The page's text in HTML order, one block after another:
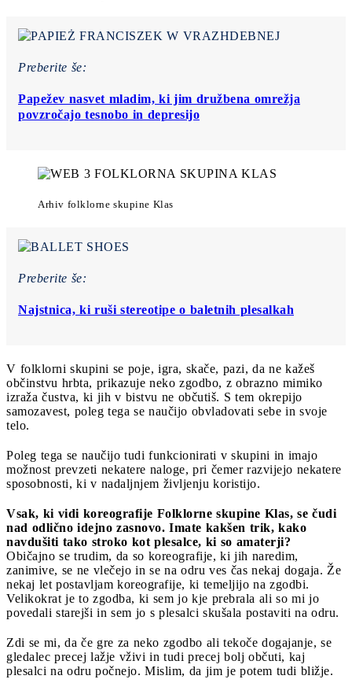
Preberite še:
Papežev nasvet mladim, ki jim družbena omrežja
povzročajo tesnobo in depresijo
Arhiv folklorne skupine Klas
Preberite še:
Najstnica, ki ruši stereotipe o baletnih plesalkah
V folklorni skupini se poje, igra, skače, pazi, da ne kažeš
občinstvu hrbta, prikazuje neko zgodbo, z obrazno mimiko
izraža čustva, ki jih v bistvu ne občutiš. S tem okrepijo
samozavest, poleg tega se naučijo obvladovati sebe in svoje
telo.
Poleg tega se naučijo tudi funkcionirati v skupini in imajo
možnost prevzeti nekatere naloge, pri čemer razvijejo nekatere
sposobnosti, ki v nadaljnjem življenju koristijo.
Vsak, ki vidi koreografije Folklorne skupine Klas, se čudi
nad odlično idejno zasnovo. Imate kakšen trik, kako
navdušiti tako stroko kot plesalce, ki so amaterji?
Običajno se trudim, da so koreografije, ki jih naredim,
zanimive, se ne vlečejo in se na odru ves čas nekaj dogaja. Že
nekaj let postavljam koreografije, ki temeljijo na zgodbi.
Velikokrat je to zgodba, ki sem jo kje prebrala ali so mi jo
povedali starejši in sem jo s plesalci skušala postaviti na odru.
Zdi se mi, da če gre za neko zgodbo ali tekoče dogajanje, se
gledalec precej lažje vživi in tudi precej bolj občuti, kaj
plesalci na odru počnejo. Mislim, da jim je potem tudi bližje.